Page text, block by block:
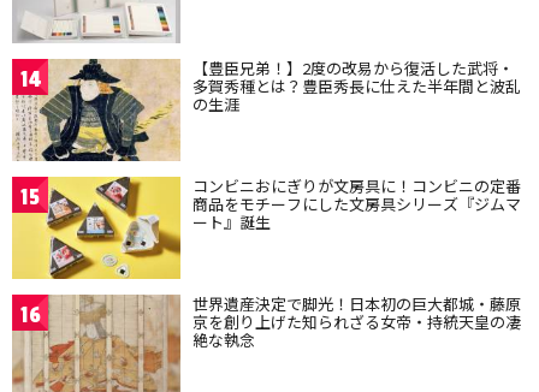
14 【豊臣兄弟！】2度の改易から復活した武将・
多賀秀種とは？豊臣秀長に仕えた半年間と波乱
の生涯
15 コンビニおにぎりが文房具に！コンビニの定番
商品をモチーフにした文房具シリーズ『ジムマ
ート』誕生
16 世界遺産決定で脚光！日本初の巨大都城・藤原
京を創り上げた知られざる女帝・持統天皇の凄
絶な執念